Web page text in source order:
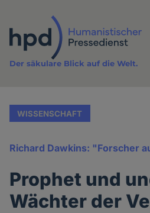
Inhalt
Der säkulare Blick auf die Welt.
WISSENSCHAFT
Richard Dawkins: "Forscher
Prophet und
Wächter der